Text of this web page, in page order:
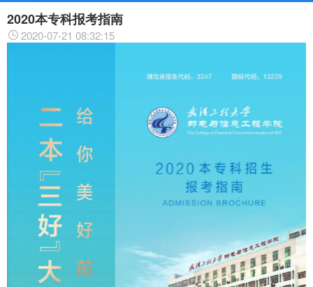
2020本专科报考指南
2020-07-21 08:32:15